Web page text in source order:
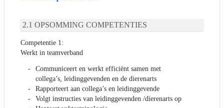
OPSOMMING COMPETENTIES
Competentie 1:
Werkt in teamverband
Communiceert en werkt efficiënt samen met
collega’s, leidinggevenden en de dierenarts
Rapporteert aan collega’s en leidinggevende
Volgt instructies van leidinggevenden /dierenarts op